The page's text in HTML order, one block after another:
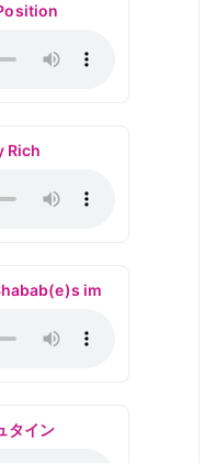
Rich
im
タイン